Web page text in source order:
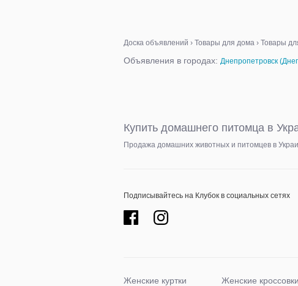
Доска объявлений › Товары для дома › Товары
Объявления в городах: Днепропетровск
Купить домашнего питомца в
Продажа домашних животных и питомцев в
Подписывайтесь на Клубок в социальных сетях
Женские куртки
Женские кроссовки